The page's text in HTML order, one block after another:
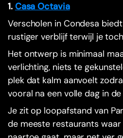
1. Casa Octavia
Verscholen in Condesa
rustiger verblijf terwijl je
Het ontwerp is minimaal
verlichting, niets te
plek dat kalm aanvoelt
vooral na een volle dag in
Je zit op loopafstand van
de meeste restaurants